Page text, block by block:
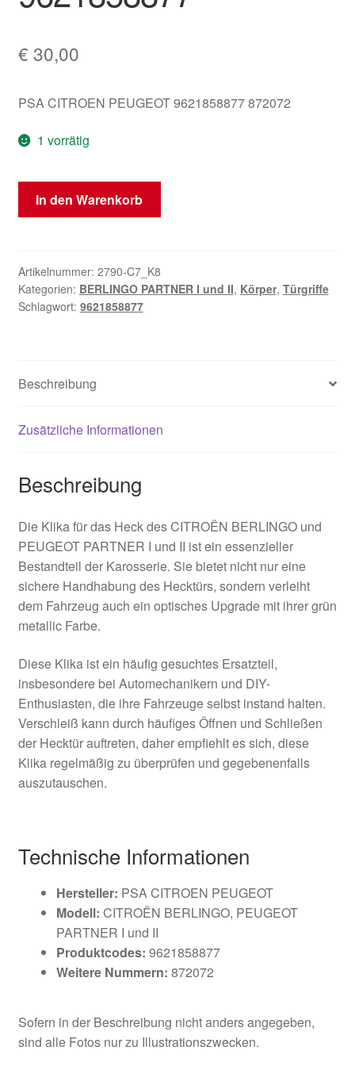
€ 30,00
PSA CITROEN PEUGEOT 9621858877 872072
1 vorrätig
Türgriff
grün
9621858877
Menge
In den Warenkorb
Artikelnummer: 2790-C7_K8
Kategorien: BERLINGO PARTNER I und II, Körper, Türgriffe
Schlagwort: 9621858877
Beschreibung
Zusätzliche Informationen
Beschreibung
Die Klika für das Heck des CITROËN BERLINGO und
PEUGEOT PARTNER I und II ist ein essenzieller
Bestandteil der Karosserie. Sie bietet nicht nur eine
sichere Handhabung des Hecktürs, sondern verleiht
dem Fahrzeug auch ein optisches Upgrade mit ihrer grün
metallic Farbe.
Diese Klika ist ein häufig gesuchtes Ersatzteil,
insbesondere bei Automechanikern und DIY-
Enthusiasten, die ihre Fahrzeuge selbst instand halten.
Verschleiß kann durch häufiges Öffnen und Schließen
der Hecktür auftreten, daher empfiehlt es sich, diese
Klika regelmäßig zu überprüfen und gegebenenfalls
auszutauschen.
Technische Informationen
Hersteller: PSA CITROEN PEUGEOT
Modell: CITROËN BERLINGO, PEUGEOT
PARTNER I und II
Produktcodes: 9621858877
Weitere Nummern: 872072
Sofern in der Beschreibung nicht anders angegeben,
sind alle Fotos nur zu Illustrationszwecken.